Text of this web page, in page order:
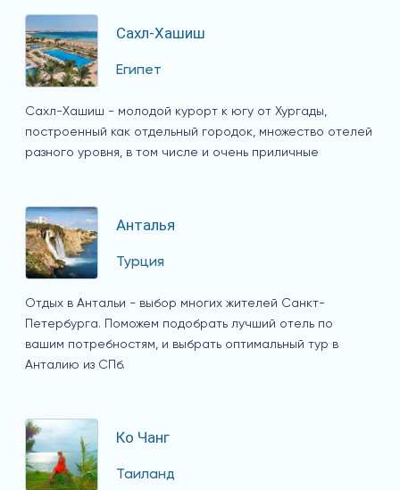
Сахл-Хашиш
Египет
Сахл-Хашиш - молодой курорт к югу от Хургады,
построенный как отдельный городок, множество отелей
разного уровня, в том числе и очень приличные
Анталья
Турция
Отдых в Антальи - выбор многих жителей Санкт-
Петербурга. Поможем подобрать лучший отель по
вашим потребностям, и выбрать оптимальный тур в
Анталию из СПб.
Ко Чанг
Таиланд